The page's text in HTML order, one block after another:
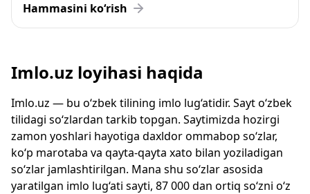
Hammasini ko‘rish
Imlo.uz loyihasi haqida
Imlo.uz — bu o‘zbek tilining imlo lug‘atidir. Sayt o‘zbek
tilidagi so‘zlardan tarkib topgan. Saytimizda hozirgi
zamon yoshlari hayotiga daxldor ommabop so‘zlar,
ko‘p marotaba va qayta-qayta xato bilan yoziladigan
so‘zlar jamlashtirilgan. Mana shu so‘zlar asosida
yaratilgan imlo lug‘ati sayti, 87 000 dan ortiq so‘zni o‘z